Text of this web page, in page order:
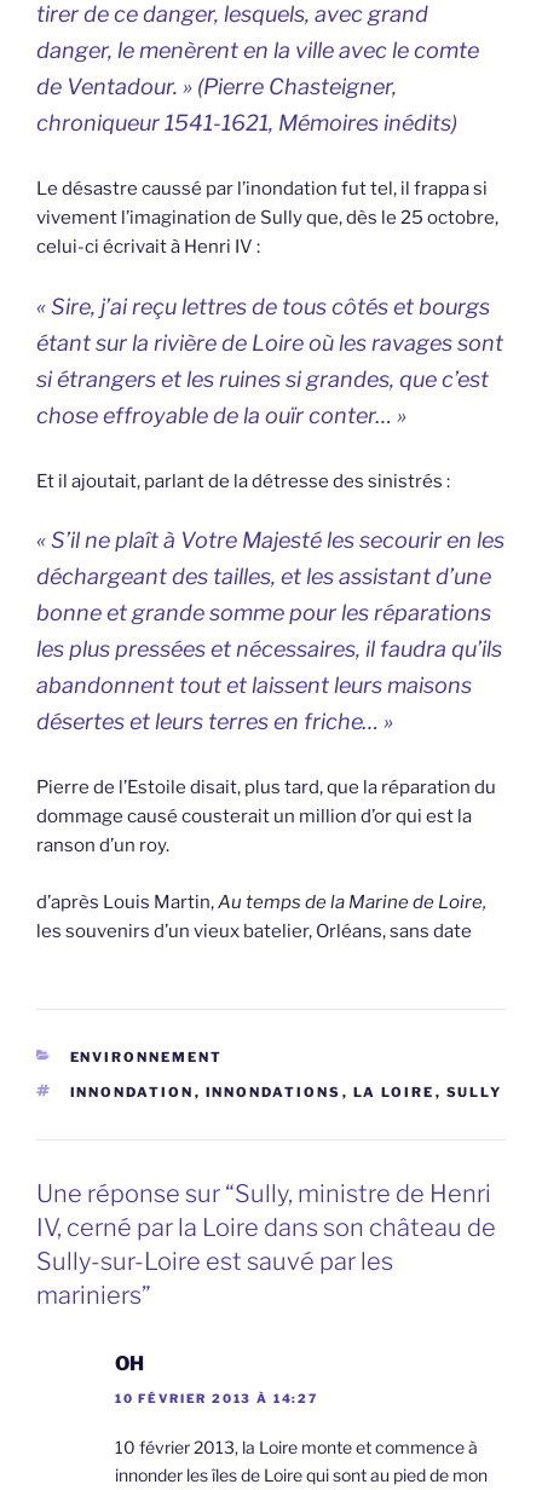
tirer de ce danger, lesquels, avec grand
danger, le menèrent en la ville avec le comte
de Ventadour. » (Pierre Chasteigner,
chroniqueur 1541-1621, Mémoires inédits)
Le désastre caussé par l’inondation fut tel, il frappa si
vivement l’imagination de Sully que, dès le 25 octobre,
celui-ci écrivait à Henri IV :
« Sire, j’ai reçu lettres de tous côtés et bourgs
étant sur la rivière de Loire où les ravages sont
si étrangers et les ruines si grandes, que c’est
chose effroyable de la ouïr conter… »
Et il ajoutait, parlant de la détresse des sinistrés :
« S’il ne plaît à Votre Majesté les secourir en les
déchargeant des tailles, et les assistant d’une
bonne et grande somme pour les réparations
les plus pressées et nécessaires, il faudra qu’ils
abandonnent tout et laissent leurs maisons
désertes et leurs terres en friche… »
Pierre de l’Estoile disait, plus tard, que la réparation du
dommage causé cousterait un million d’or qui est la
ranson d’un roy.
d’après Louis Martin,Au temps de la Marine de Loire,
les souvenirs d’un vieux batelier, Orléans, sans date
CATÉGORIES
ENVIRONNEMENT
ÉTIQUETTES
INNONDATION , INNONDATIONS , LA LOIRE , SULLY
Une réponse sur “Sully, ministre de Henri
IV, cerné par la Loire dans son château de
Sully-sur-Loire est sauvé par les
mariniers”
OH
10 FÉVRIER 2013 À 14:27
10 février 2013, la Loire monte et commence à
innonder les îles de Loire qui sont au pied de mon